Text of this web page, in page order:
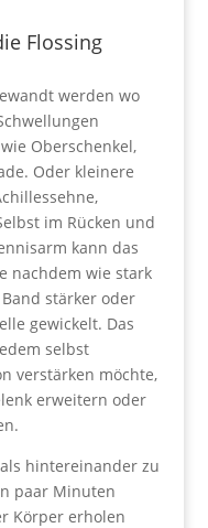
Flossing
werden wo
Oberschenkel,
Oder kleinere
im Rücken und
kann das
nachdem wie stark
stärker oder
gewickelt. Das
selbst
verstärken möchte,
erweitern oder
hintereinander zu
paar Minuten
Körper erholen